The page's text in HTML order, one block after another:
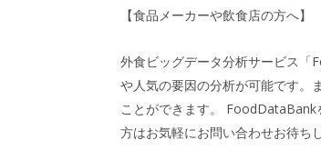
【食品メーカーや飲食店の方へ】
外食ビッグデータ分析サービス「
や人気の要因の分析が可能です。
ことができます。 FoodDataBank
方はお気軽にお問い合わせお待ち